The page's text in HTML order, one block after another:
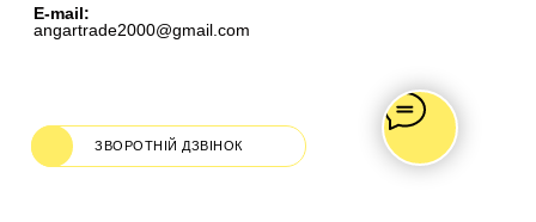
E-mail:
angartrade2000@gmail.com
ЗВОРОТНІЙ ДЗВІНОК